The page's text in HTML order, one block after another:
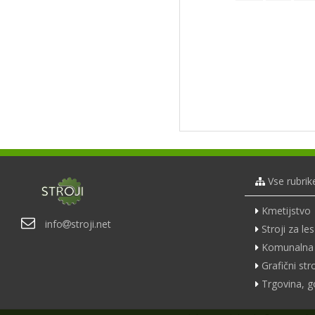
info stroji.net
Vse
Kmetijstvo
Stroji za les
Grafični
Trgovina,